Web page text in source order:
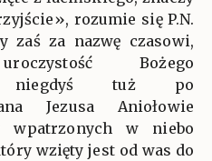
rozumie się P.N.
zaś za nazwę czasowi,
Bożego
niegdyś tuż po
Jezusa Aniołowie
wpatrzonych w niebo
wzięty jest od was do